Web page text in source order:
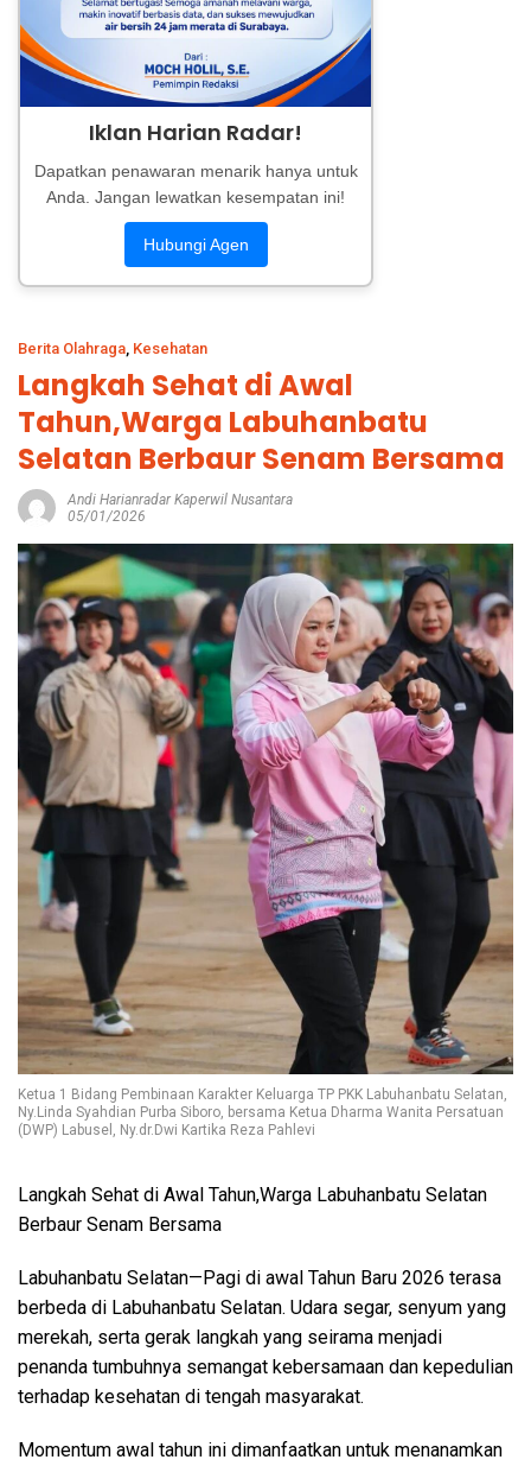
Iklan Harian Radar!
Dapatkan penawaran menarik hanya untuk
Anda. Jangan lewatkan kesempatan ini!
Hubungi Agen
Berita Olahraga, Kesehatan
Langkah Sehat di Awal
Tahun,Warga Labuhanbatu
Selatan Berbaur Senam Bersama
Andi Harianradar Kaperwil Nusantara
05/01/2026
Ketua 1 Bidang Pembinaan Karakter Keluarga TP PKK Labuhanbatu Selatan,
Ny.Linda Syahdian Purba Siboro, bersama Ketua Dharma Wanita Persatuan
(DWP) Labusel, Ny.dr.Dwi Kartika Reza Pahlevi
Langkah Sehat di Awal Tahun,Warga Labuhanbatu Selatan
Berbaur Senam Bersama
Labuhanbatu Selatan—Pagi di awal Tahun Baru 2026 terasa
berbeda di Labuhanbatu Selatan. Udara segar, senyum yang
merekah, serta gerak langkah yang seirama menjadi
penanda tumbuhnya semangat kebersamaan dan kepedulian
terhadap kesehatan di tengah masyarakat.
Momentum awal tahun ini dimanfaatkan untuk menanamkan